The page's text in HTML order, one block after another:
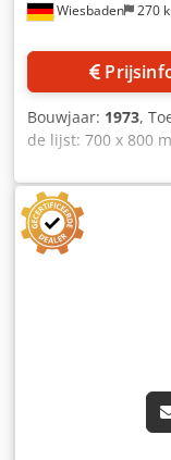
Wiesbaden 270
Bouwjaar: 1973,
de lijst: 700 x 800
basis: 830 mm